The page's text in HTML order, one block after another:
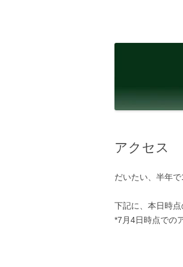
へ
アクセス
だいたい、半年
下記に、本日時点
*7月4日時点での